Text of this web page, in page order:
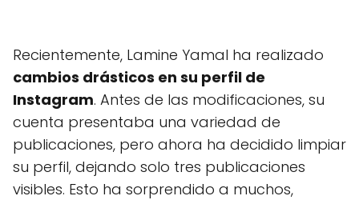
Recientemente, Lamine Yamal ha realizado
cambios drásticos en su perfil de
Instagram. Antes de las modificaciones, su
cuenta presentaba una variedad de
publicaciones, pero ahora ha decidido limpiar
su perfil, dejando solo tres publicaciones
visibles. Esto ha sorprendido a muchos,